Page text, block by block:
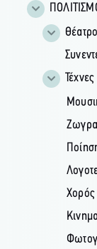
Θέατρο
Τέχνες
Χορός